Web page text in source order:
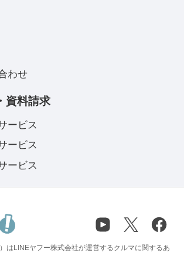
わせ
資料請求
ービス
ービス
ービス
はLINEヤフー株式会社が運営するクルマに関するあ